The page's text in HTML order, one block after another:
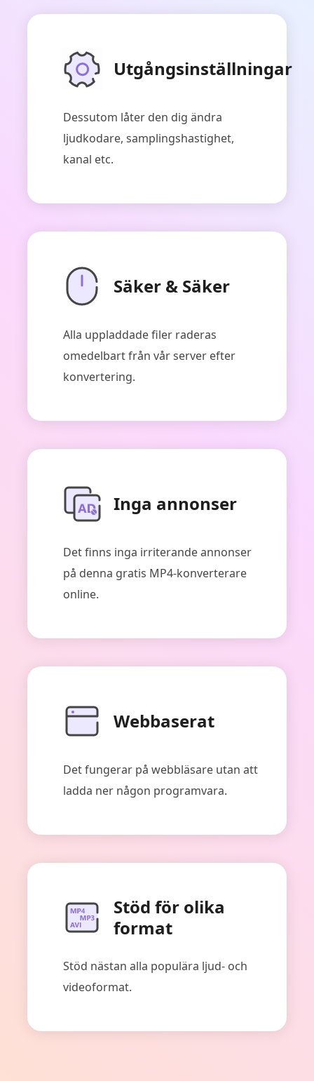
Utgångsinställningar
Dessutom låter den dig ändra
ljudkodare, samplingshastighet,
kanal etc.
Säker & Säker
Alla uppladdade filer raderas
omedelbart från vår server efter
konvertering.
Inga annonser
Det finns inga irriterande annonser
på denna gratis MP4-konverterare
online.
Webbaserat
Det fungerar på webbläsare utan att
ladda ner någon programvara.
Stöd för olika
format
Stöd nästan alla populära ljud- och
videoformat.